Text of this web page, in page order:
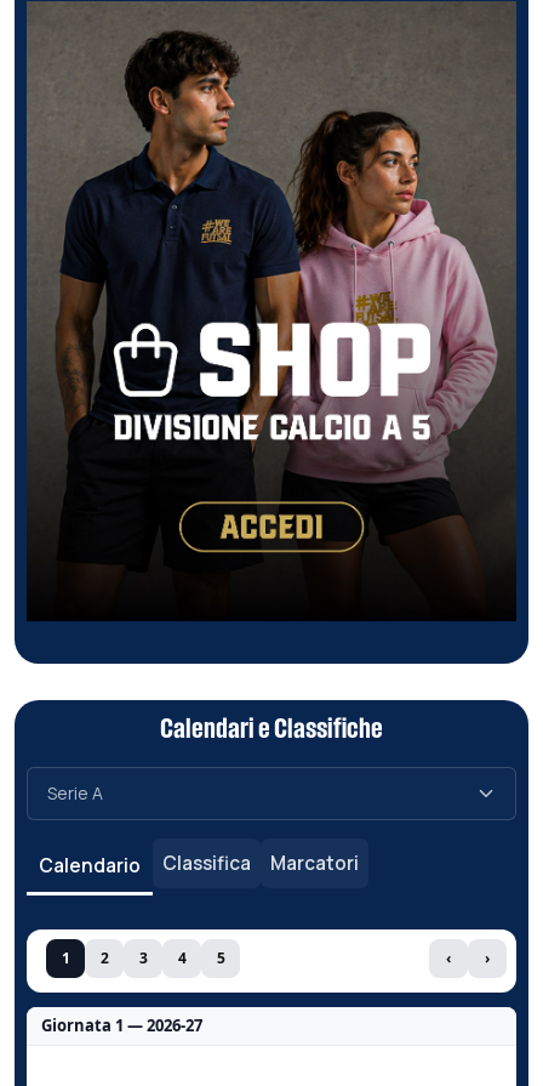
Calendari e Classifiche
Calendario Classifica Marcatori
1 2 3 4 5 ‹ ›
Giornata 1 — 2026-27